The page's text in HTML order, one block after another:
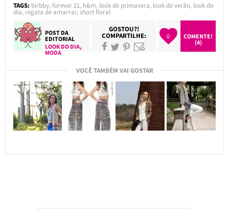
TAGS: birbby,forever 21, h&m, look de primavera, look de verão, look do
dia, regata de amarrar,short floral
POST DA
EDITORIAL
LOOK DO DIA,
MODA
GOSTOU?!
COMPARTILHE: 0
COMENTE!
(4)
VOCÊ TAMBÉM VAI GOSTAR